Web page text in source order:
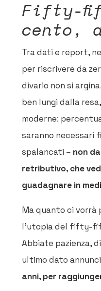
Fifty-
cento,
Tra dati e report,
per riscrivere da
divario non si
ben lungi dalla
moderne:
saranno necessari
spalancati – non
retributivo, che
guadagnare in
Ma quanto ci vorrà
l’utopia del fifty-
Abbiate pazienza,
ultimo dato
anni, per